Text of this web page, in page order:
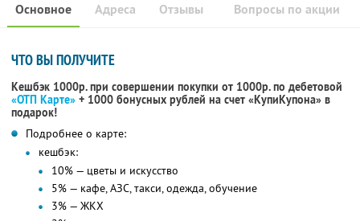
Основное Отзывы Вопросы по акции
Адреса
ЧТО ВЫ ПОЛУЧИТЕ
Кешбэк 1000р. при совершении покупки от 1000р. по дебетовой
«ОТП Карте» + 1000 бонусных рублей на счет «КупиКупона» в
подарок!
Подробнее о карте:
кешбэк:
10% — цветы и искусство
5% — кафе, АЗС, такси, одежда, обучение
3% — ЖКХ